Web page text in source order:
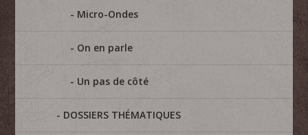
Micro-Ondes
On en parle
Un pas de côté
DOSSIERS THÉMATIQUES